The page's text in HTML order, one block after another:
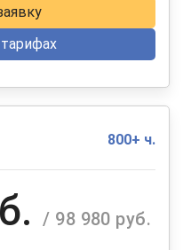
800+ ч.
/ 98 980 руб.